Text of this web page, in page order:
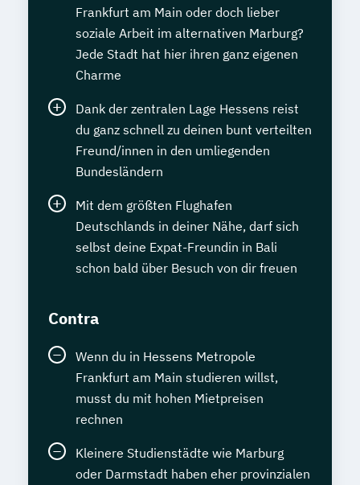
Frankfurt am Main oder doch lieber
soziale Arbeit im alternativen Marburg?
Jede Stadt hat hier ihren ganz eigenen
Charme
Dank der zentralen Lage Hessens reist
du ganz schnell zu deinen bunt verteilten
Freund/innen in den umliegenden
Bundesländern
Mit dem größten Flughafen
Deutschlands in deiner Nähe, darf sich
selbst deine Expat-Freundin in Bali
schon bald über Besuch von dir freuen
Contra
Wenn du in Hessens Metropole
Frankfurt am Main studieren willst,
musst du mit hohen Mietpreisen
rechnen
Kleinere Studienstädte wie Marburg
oder Darmstadt haben eher provinzialen